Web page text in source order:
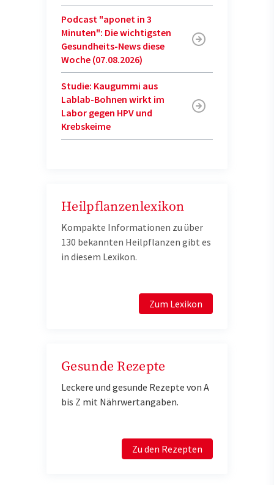
Podcast "aponet in 3
Minuten": Die wichtigsten
Gesundheits-News diese
Woche (07.08.2026)
Studie: Kaugummi aus
Lablab-Bohnen wirkt im
Labor gegen HPV und
Krebskeime
Heilpflanzenlexikon
Kompakte Informationen zu über
130 bekannten Heilpflanzen gibt es
in diesem Lexikon.
Zum Lexikon
Gesunde Rezepte
Leckere und gesunde Rezepte von A
bis Z mit Nährwertangaben.
Zu den Rezepten